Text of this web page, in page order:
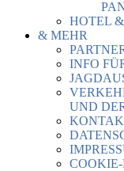
HOTEL
& MEHR
INFO
UND